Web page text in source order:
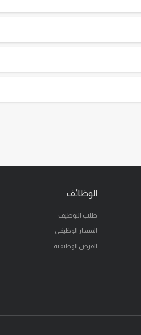
الوظائف
طلب التوظيف
المسار الوظيفي
الفرص الوظيفية